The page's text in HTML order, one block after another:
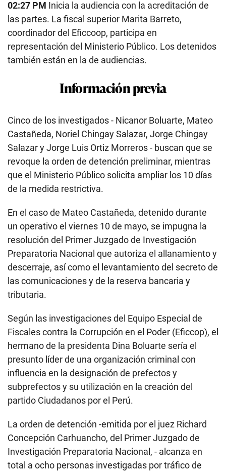
02:27 PM Inicia la audiencia con la acreditación de
las partes. La fiscal superior Marita Barreto,
coordinador del Eficcoop, participa en
representación del Ministerio Público. Los detenidos
también están en la de audiencias.
Información previa
Cinco de los investigados - Nicanor Boluarte, Mateo
Castañeda, Noriel Chingay Salazar, Jorge Chingay
Salazar y Jorge Luis Ortiz Morreros - buscan que se
revoque la orden de detención preliminar, mientras
que el Ministerio Público solicita ampliar los 10 días
de la medida restrictiva.
En el caso de Mateo Castañeda, detenido durante
un operativo el viernes 10 de mayo, se impugna la
resolución del Primer Juzgado de Investigación
Preparatoria Nacional que autoriza el allanamiento y
descerraje, así como el levantamiento del secreto de
las comunicaciones y de la reserva bancaria y
tributaria.
Según las investigaciones del Equipo Especial de
Fiscales contra la Corrupción en el Poder (Eficcop), el
hermano de la presidenta Dina Boluarte sería el
presunto líder de una organización criminal con
influencia en la designación de prefectos y
subprefectos y su utilización en la creación del
partido Ciudadanos por el Perú.
La orden de detención -emitida por el juez Richard
Concepción Carhuancho, del Primer Juzgado de
Investigación Preparatoria Nacional, - alcanza en
total a ocho personas investigadas por tráfico de